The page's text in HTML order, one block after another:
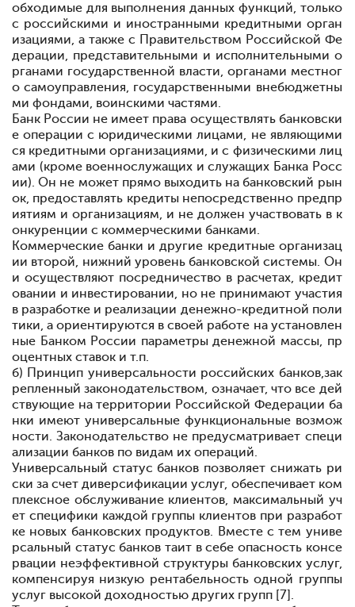
обходимые для выполнения данных функций, только
с российскими и иностранными кредитными орган
изациями, а также с Правительством Российской Фе
дерации, представительными и исполнительными о
рганами государственной власти, органами местног
о самоуправления, государственными внебюджетны
ми фондами, воинскими частями.
Банк России не имеет права осуществлять банковски
е операции с юридическими лицами, не являющими
ся кредитными организациями, и с физическими лиц
ами (кроме военнослужащих и служащих Банка Росс
ии). Он не может прямо выходить на банковский рын
ок, предоставлять кредиты непосредственно предпр
иятиям и организациям, и не должен участвовать в к
онкуренции с коммерческими банками.
Коммерческие банки и другие кредитные организац
ии второй, нижний уровень банковской системы. Он
и осуществляют посредничество в расчетах, кредит
овании и инвестировании, но не принимают участия
в разработке и реализации денежно-кредитной поли
тики, а ориентируются в своей работе на установлен
ные Банком России параметры денежной массы, пр
оцентных ставок и т.п.
б) Принцип универсальности российских банков,зак
репленный законодательством, означает, что все дей
ствующие на территории Российской Федерации ба
нки имеют универсальные функциональные возмож
ности. Законодательство не предусматривает специ
ализации банков по видам их операций.
Универсальный статус банков позволяет снижать ри
ски за счет диверсификации услуг, обеспечивает ком
плексное обслуживание клиентов, максимальный уч
ет специфики каждой группы клиентов при разработ
ке новых банковских продуктов. Вместе с тем униве
рсальный статус банков таит в себе опасность консе
рвации неэффективной структуры банковских услуг,
компенсируя низкую рентабельность одной группы
услуг высокой доходностью других групп [7].